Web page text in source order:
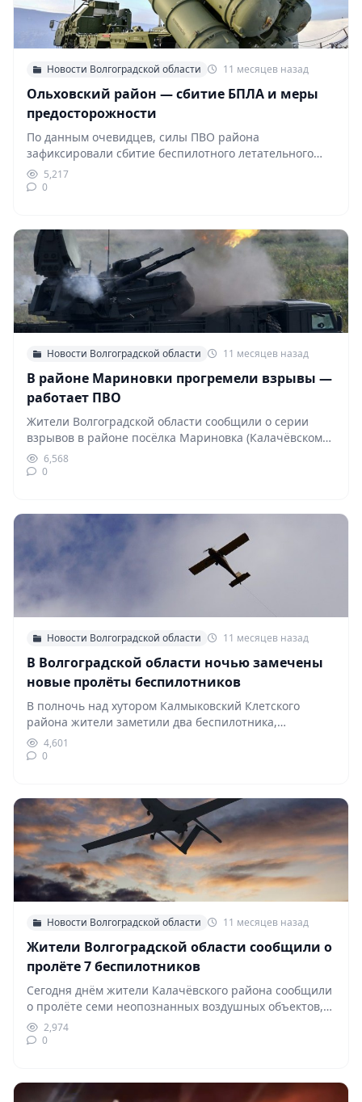
Новости Волгоградской области 11 месяцев назад
Ольховский район — сбитие БПЛА и меры
предосторожности
По данным очевидцев, силы ПВО района
зафиксировали сбитие беспилотного летательного
аппарата. Меры предосторожности: Не подходить…
5,217
0
Новости Волгоградской области 11 месяцев назад
В районе Мариновки прогремели взрывы —
работает ПВО
Жители Волгоградской области сообщили о серии
взрывов в районе посёлка Мариновка (Калачёвском
районе). По предварительным…
6,568
0
Новости Волгоградской области 11 месяцев назад
В Волгоградской области ночью замечены
новые пролёты беспилотников
В полночь над хутором Калмыковский Клетского
района жители заметили два беспилотника,
направлявшихся в сторону Суровикино.…
4,601
0
Новости Волгоградской области 11 месяцев назад
Жители Волгоградской области сообщили о
пролёте 7 беспилотников
Сегодня днём жители Калачёвского района сообщили
о пролёте семи неопознанных воздушных объектов,
направляющихся в сторону…
2,974
0